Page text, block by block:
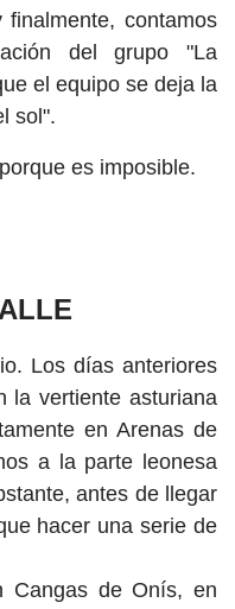
contamos
del grupo "La
el equipo se deja la
sol".
es imposible.
Los días anteriores
la vertiente asturiana
en Arenas de
a la parte leonesa
antes de llegar
hacer una serie de
Cangas de Onís, en